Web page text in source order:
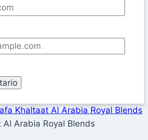
Khaltaat Al Arabia Royal Blends